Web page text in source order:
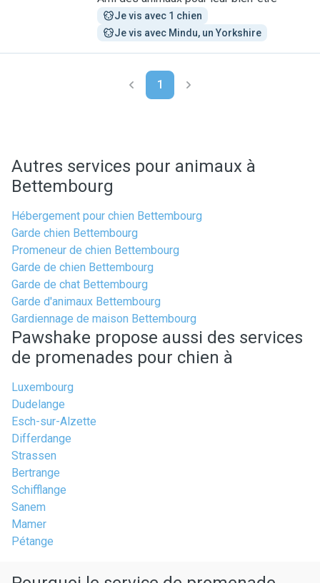
Je vis avec 1 chien
Je vis avec Mindu, un Yorkshire
1
Autres services pour animaux à
Bettembourg
Hébergement pour chien Bettembourg
Garde chien Bettembourg
Promeneur de chien Bettembourg
Garde de chien Bettembourg
Garde de chat Bettembourg
Garde d'animaux Bettembourg
Gardiennage de maison Bettembourg
Pawshake propose aussi des services
de promenades pour chien à
Luxembourg
Dudelange
Esch-sur-Alzette
Differdange
Strassen
Bertrange
Schifflange
Sanem
Mamer
Pétange